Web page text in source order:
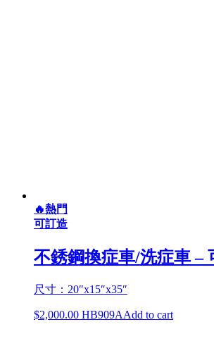
🔥熱門
可訂造
不銹鋼換症車/洗症車 –
尺寸：20″x15″x35″
$2,000.00 HB909AAdd to cart